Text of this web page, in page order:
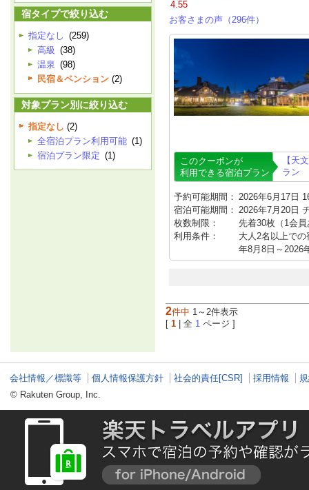
宿タイプで絞り込む
指定なし (259)
高級 (38)
温泉 (98)
民宿＆ペンション (2)
対象プラン別に絞り込む
指定なし (2)
全宿泊プラン利用可能 (1)
宿泊プラン限定 (1)
4.55
お客さまの声（296件）
このクーポンが
利用できる宿泊プラン
【天
ラン
予約可能期間： 2026年6月17日
宿泊可能期間： 2026年7月20日
枚数制限：
先着30枚（1会
利用条件：
大人2名以上で
年8月8日～2026
2件中 1～2件表示
[ 1 | 全 1 ページ ]
会社情報／標識等 個人情報保護方針 社会的責任[CSR] 採用情報
© Rakuten Group, Inc.